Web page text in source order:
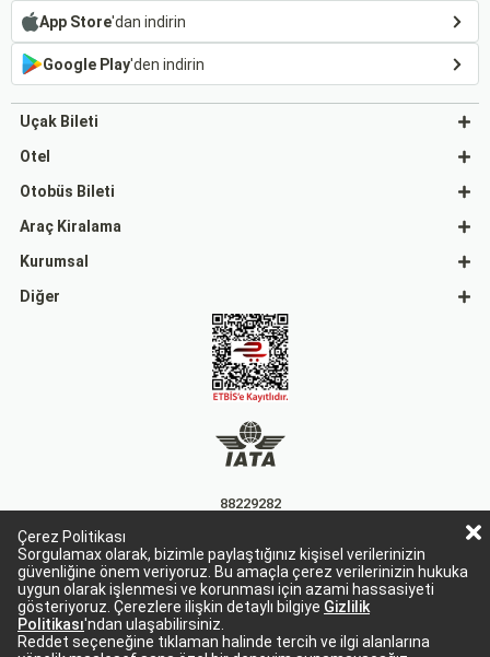
Çerez Politikası
Sorgulamax olarak, bizimle paylaştığınız kişisel verilerinizin
güvenliğine önem veriyoruz. Bu amaçla çerez verilerinizin hukuka
uygun olarak işlenmesi ve korunması için azami hassasiyeti
gösteriyoruz. Çerezlere ilişkin detaylı bilgiye Gizlilik
Politikası'ndan ulaşabilirsiniz.
Reddet seçeneğine tıklaman halinde tercih ve ilgi alanlarına
App Store'dan indirin
Google Play'den indirin
Uçak Bileti
Otel
Otobüs Bileti
Araç Kiralama
Kurumsal
Diğer
88229282
15863